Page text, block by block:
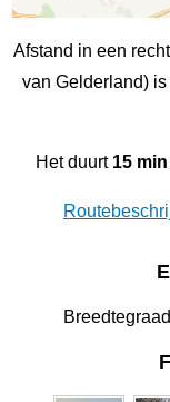
Afstand in een
van Gelderland) is
Het duurt 15 min